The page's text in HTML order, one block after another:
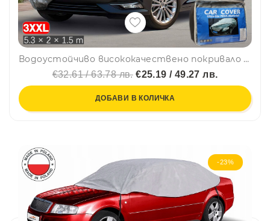
Водоустойчиво висококачествено покривало за автомобил размер XXL ХХЛ 5.2m x 2m x 1.5m в чанта за съхранение и катинар за безопасно използване
€32.61 / 63.78 лв.€25.19 / 49.27 лв.
ДОБАВИ В КОЛИЧКА
-23%